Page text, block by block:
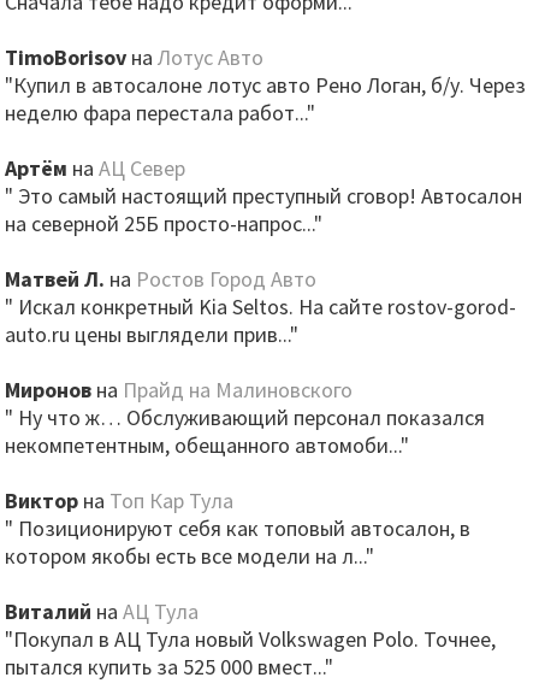
TimoBorisov наЛотус Авто
"Купил в автосалоне лотус авто Рено Логан, б/у. Через
неделю фара перестала работ..."
Артём наАЦ Север
" Это самый настоящий преступный сговор! Автосалон
на северной 25Б просто-напрос..."
Матвей Л. на Ростов Город Авто
" Искал конкретный Kia Seltos. На сайте rostov-gorod-
auto.ru цены выглядели прив..."
Миронов на Прайд на Малиновского
" Ну что ж… Обслуживающий персонал показался
некомпетентным, обещанного автомоби..."
Виктор на Топ Кар Тула
" Позиционируют себя как топовый автосалон, в
котором якобы есть все модели на л..."
Виталий наАЦ Тула
"Покупал в АЦ Тула новый Volkswagen Polo. Точнее,
пытался купить за 525 000 вмест..."